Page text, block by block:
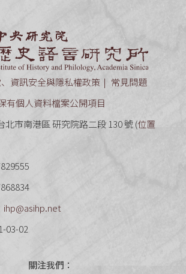
資訊安全與隱私權政策
常見問題
有個人資料檔案公開項目
北市南港區 研究院路二段 130 號 (位置
ihp@asihp.net
03-02
關注我們：